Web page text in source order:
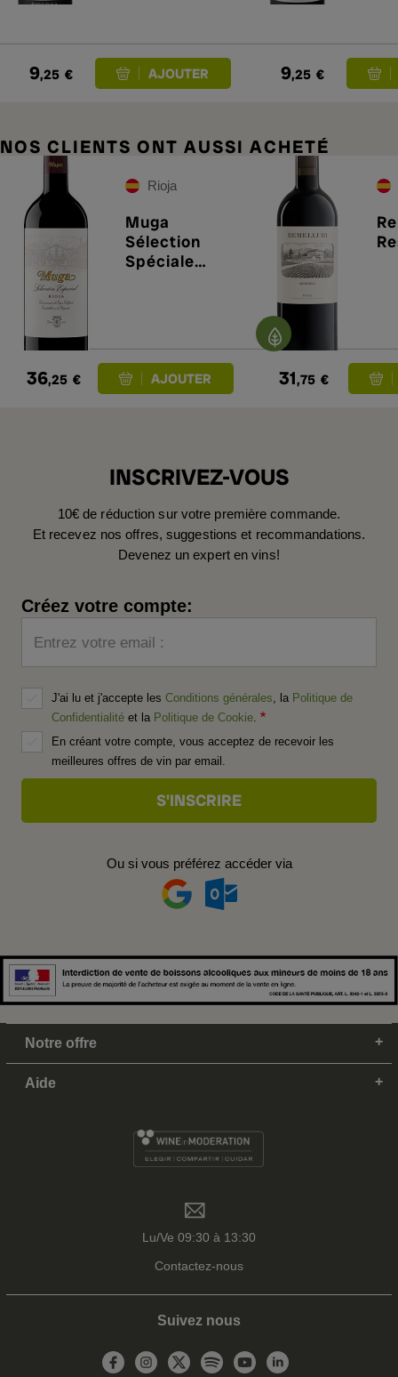
9,25 € 9,25 €
NOS CLIENTS ONT AUSSI ACHETÉ
Rioja
Muga
Sélection
Spéciale
36,25 € 31,75 €
INSCRIVEZ-VOUS
10€ de réduction sur votre première commande.
Et recevez nos offres, suggestions et recommandations.
Devenez un expert en vins!
Créez votre compte:
Entrez votre email :
J'ai lu et j'accepte les Conditions générales , la Politique de
Confidentialité et la Politique de Cookie
En créant votre compte, vous acceptez de recevoir les
meilleures offres de vin par email.
Ou si vous préférez accéder via
Notre offre
Aide
Lu/Ve 09:30 à 13:30
Contactez-nous
Suivez nous